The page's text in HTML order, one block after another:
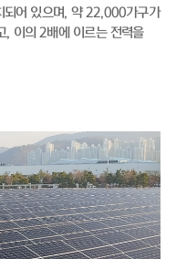
어 있으며, 약 22,000가구가
, 이의 2배에 이르는 전력을